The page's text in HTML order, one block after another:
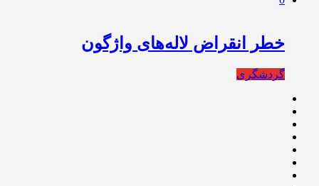
خطر انقراض لاله‌های واژگون
گردشگری